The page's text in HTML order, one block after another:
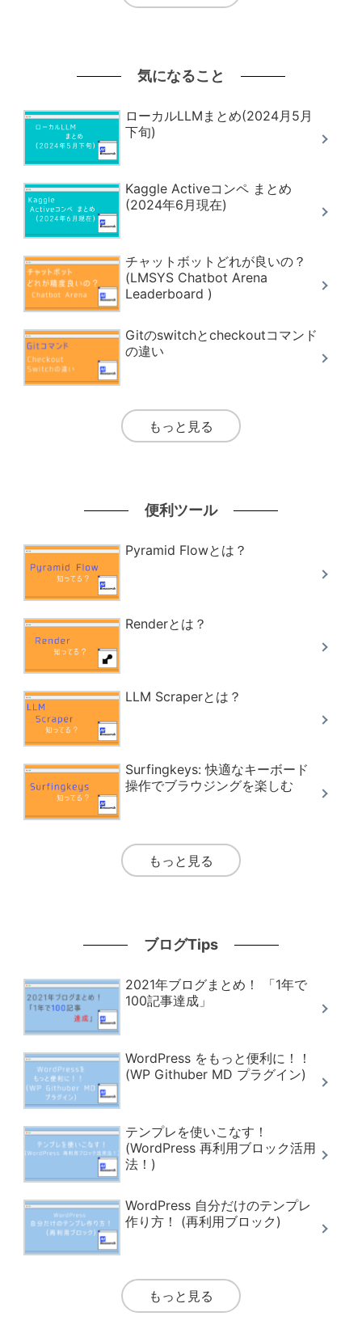
気になること
ローカルLLMまとめ(2024月5月
下旬)
Kaggle Activeコンペ まとめ
(2024年6月現在)
チャットボットどれが良いの？
(LMSYS Chatbot Arena
Leaderboard )
Gitのswitchとcheckoutコマンド
の違い
もっと見る
便利ツール
Pyramid Flowとは？
Renderとは？
LLM Scraperとは？
Surfingkeys: 快適なキーボード
操作でブラウジングを楽しむ
もっと見る
ブログTips
2021年ブログまとめ！ 「1年で
100記事達成」
WordPress をもっと便利に！！
(WP Githuber MD プラグイン)
テンプレを使いこなす！
(WordPress 再利用ブロック活用
法！)
WordPress 自分だけのテンプレ
作り方！ (再利用ブロック)
もっと見る